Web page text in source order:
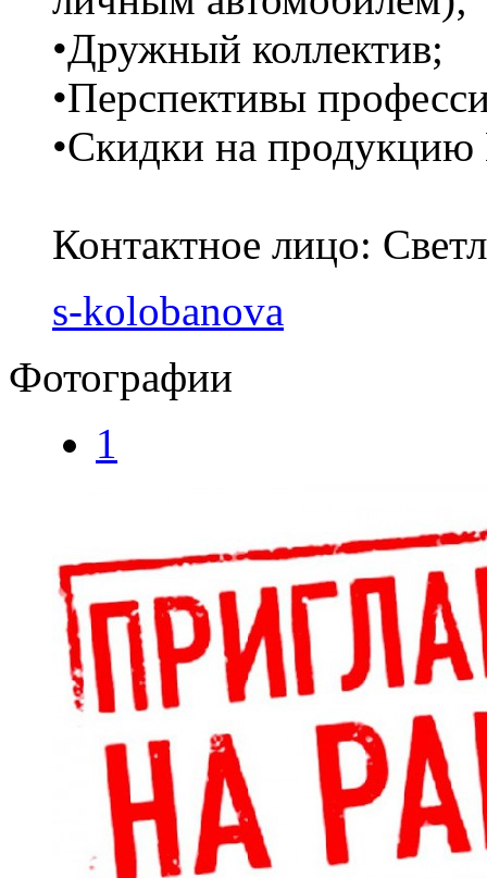
•Дружный коллектив;
•Перспективы
•Скидки на
Контактное лицо:
s-kolobanova
Фотографии
1